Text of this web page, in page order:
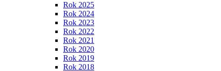
Rok 2025
Rok 2024
Rok 2023
Rok 2022
Rok 2021
Rok 2020
Rok 2019
Rok 2018